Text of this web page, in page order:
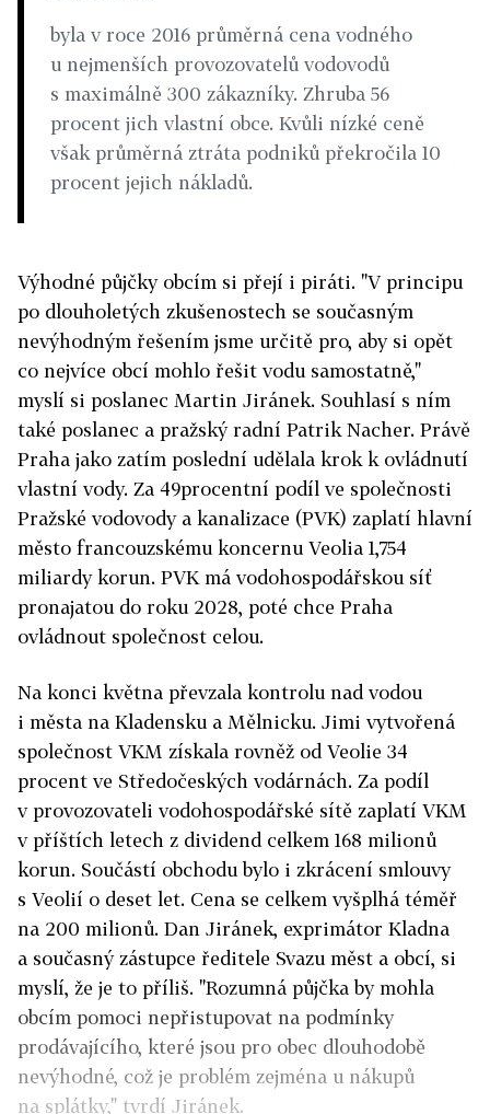
byla v roce 2016 průměrná cena vodného
u nejmenších provozovatelů vodovodů
s maximálně 300 zákazníky. Zhruba 56
procent jich vlastní obce. Kvůli nízké ceně
však průměrná ztráta podniků překročila 10
procent jejich nákladů.
Výhodné půjčky obcím si přejí i piráti. "V principu
po dlouholetých zkušenostech se současným
nevýhodným řešením jsme určitě pro, aby si opět
co nejvíce obcí mohlo řešit vodu samostatně,"
myslí si poslanec Martin Jiránek. Souhlasí s ním
také poslanec a pražský radní Patrik Nacher. Právě
Praha jako zatím poslední udělala krok k ovládnutí
vlastní vody. Za 49procentní podíl ve společnosti
Pražské vodovody a kanalizace (PVK) zaplatí hlavní
město francouzskému koncernu Veolia 1,754
miliardy korun. PVK má vodohospodářskou síť
pronajatou do roku 2028, poté chce Praha
ovládnout společnost celou.
Na konci května převzala kontrolu nad vodou
i města na Kladensku a Mělnicku. Jimi vytvořená
společnost VKM získala rovněž od Veolie 34
procent ve Středočeských vodárnách. Za podíl
v provozovateli vodohospodářské sítě zaplatí VKM
v příštích letech z dividend celkem 168 milionů
korun. Součástí obchodu bylo i zkrácení smlouvy
s Veolií o deset let. Cena se celkem vyšplhá téměř
na 200 milionů. Dan Jiránek, exprimátor Kladna
a současný zástupce ředitele Svazu měst a obcí, si
myslí, že je to příliš. "Rozumná půjčka by mohla
obcím pomoci nepřistupovat na podmínky
prodávajícího, které jsou pro obec dlouhodobě
nevýhodné, což je problém zejména u nákupů
na splátky," tvrdí Jiránek.